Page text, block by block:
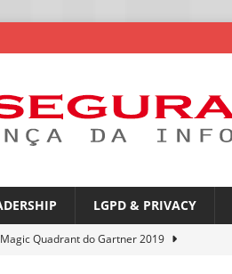
LGPD & PRIVACY
Quadrant do Gartner 2019